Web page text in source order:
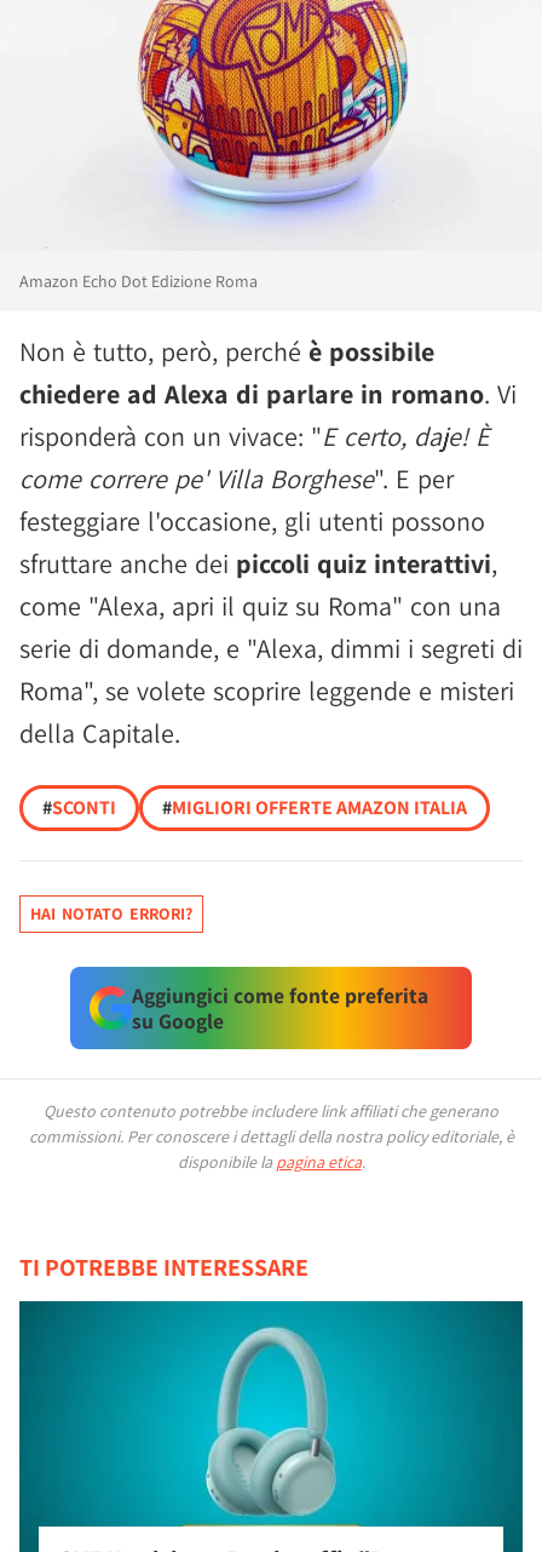
Amazon Echo Dot Edizione Roma
Non è tutto, però, perché è possibile
chiedere ad Alexa di parlare in romano. Vi
risponderà con un vivace: "E certo, daje! È
come correre pe' Villa Borghese". E per
festeggiare l'occasione, gli utenti possono
sfruttare anche dei piccoli quiz interattivi,
come "Alexa, apri il quiz su Roma" con una
serie di domande, e "Alexa, dimmi i segreti di
Roma", se volete scoprire leggende e misteri
della Capitale.
#SCONTI #MIGLIORI OFFERTE AMAZON ITALIA
HAI NOTATO ERRORI?
Aggiungici come fonte preferita
su Google
Questo contenuto potrebbe includere link affiliati che generano
commissioni. Per conoscere i dettagli della nostra policy editoriale, è
disponibile la pagina etica.
TI POTREBBE INTERESSARE